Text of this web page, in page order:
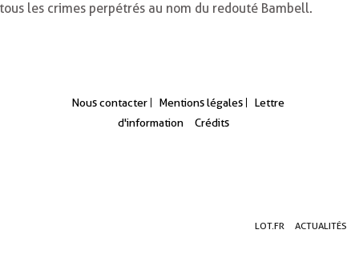
LOT.FR ACTUALITÉS
tous les crimes perpétrés au nom du redouté Bambell.
Nous contacter Mentions légales
Lettre
d'information
Crédits